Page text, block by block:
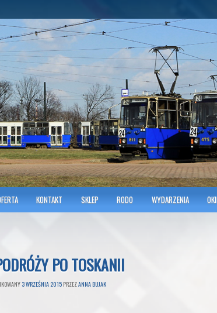
KONTAKT SKLEP RODO WYDARZENIA
PO TOSKANII
3 WRZEŚNIA 2015 PRZEZANNA BUJAK